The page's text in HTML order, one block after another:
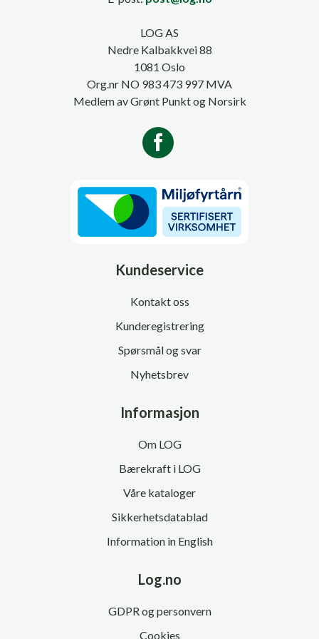
LOG AS
Nedre Kalbakkvei 88
1081 Oslo
Org.nr NO 983 473 997 MVA
Medlem av Grønt Punkt og Norsirk
Kundeservice
Kontakt oss
Kunderegistrering
Spørsmål og svar
Nyhetsbrev
Informasjon
Om LOG
Bærekraft i LOG
Våre kataloger
Sikkerhetsdatablad
Information in English
Log.no
GDPR og personvern
Cookies